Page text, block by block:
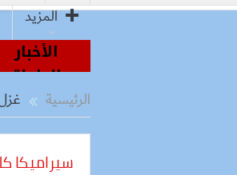
المزيد
الأخبار
العاجلة
الملاعب إلى قيادة الفراعنة..
وزير التعليم: التعاون الدولي في
الرئيسية
سيراميكا